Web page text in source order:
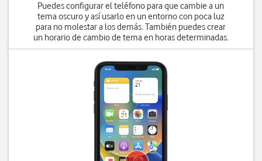
Puedes configurar el teléfono para que cambie a un
tema oscuro y así usarlo en un entorno con poca luz
para no molestar a los demás. También puedes crear
un horario de cambio de tema en horas determinadas.